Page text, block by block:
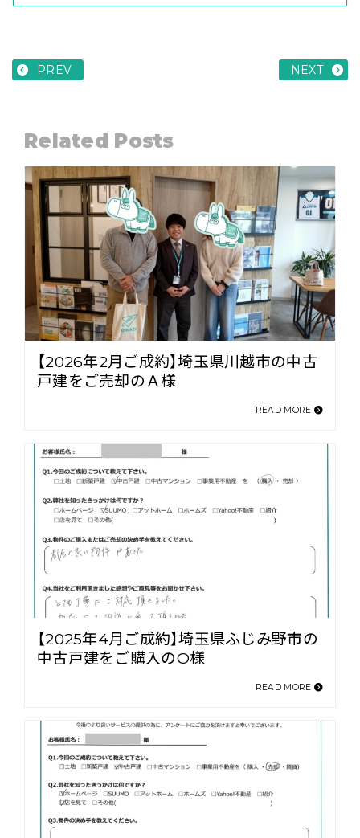
PREV NEXT
Related Posts
【2026年2月ご成約】埼玉県川越市の中古
戸建をご売却のＡ様
READ MORE
【2025年4月ご成約】埼玉県ふじみ野市の
中古戸建をご購入のO様
READ MORE